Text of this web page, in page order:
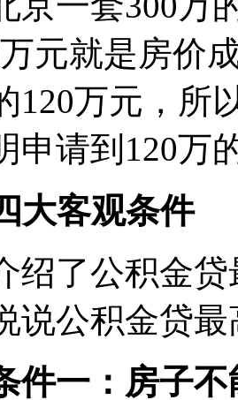
元就是房价
120万元，所
申请到120万
大客观条件
了公积金贷
说公积金贷
件一：房子